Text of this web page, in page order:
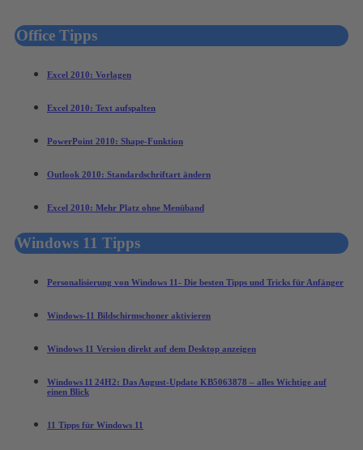
Office Tipps
Excel 2010: Vorlagen
Excel 2010: Text aufspalten
PowerPoint 2010: Shape-Funktion
Outlook 2010: Standardschriftart ändern
Excel 2010: Mehr Platz ohne Menüband
Windows 11 Tipps
Personalisierung von Windows 11- Die besten Tipps und Tricks für Anfänger
Windows-11 Bildschirmschoner aktivieren
Windows 11 Version direkt auf dem Desktop anzeigen
Windows 11 24H2: Das August‑Update KB5063878 – alles Wichtige auf
einen Blick
11 Tipps für Windows 11